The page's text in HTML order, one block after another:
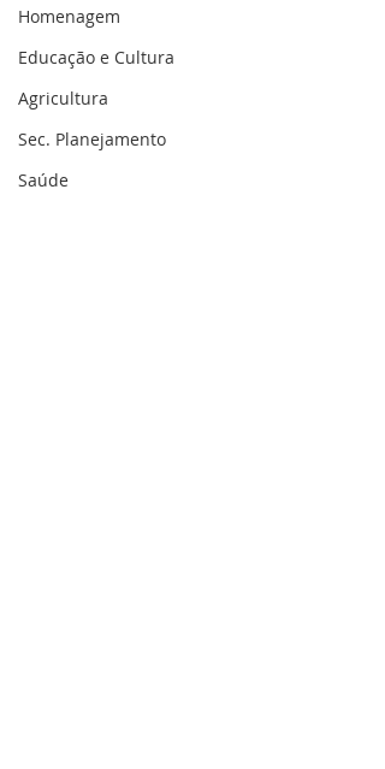
Homenagem
Educação e Cultura
Agricultura
Sec. Planejamento
Saúde